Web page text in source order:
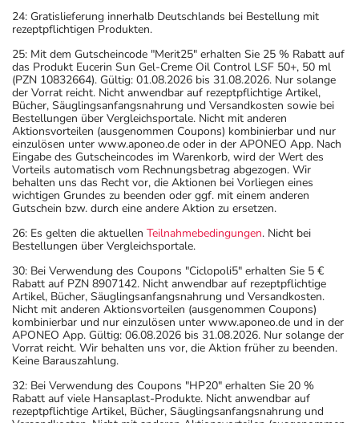
24: Gratislieferung innerhalb Deutschlands bei Bestellung mit
rezeptpflichtigen Produkten.
25: Mit dem Gutscheincode "Merit25" erhalten Sie 25 % Rabatt auf
das Produkt Eucerin Sun Gel-Creme Oil Control LSF 50+, 50 ml
(PZN 10832664). Gültig: 01.08.2026 bis 31.08.2026. Nur solange
der Vorrat reicht. Nicht anwendbar auf rezeptpflichtige Artikel,
Bücher, Säuglingsanfangsnahrung und Versandkosten sowie bei
Bestellungen über Vergleichsportale. Nicht mit anderen
Aktionsvorteilen (ausgenommen Coupons) kombinierbar und nur
einzulösen unter www.aponeo.de oder in der APONEO App. Nach
Eingabe des Gutscheincodes im Warenkorb, wird der Wert des
Vorteils automatisch vom Rechnungsbetrag abgezogen. Wir
behalten uns das Recht vor, die Aktionen bei Vorliegen eines
wichtigen Grundes zu beenden oder ggf. mit einem anderen
Gutschein bzw. durch eine andere Aktion zu ersetzen.
26: Es gelten die aktuellen Teilnahmebedingungen. Nicht bei
Bestellungen über Vergleichsportale.
30: Bei Verwendung des Coupons "Ciclopoli5" erhalten Sie 5 €
Rabatt auf PZN 8907142. Nicht anwendbar auf rezeptpflichtige
Artikel, Bücher, Säuglingsanfangsnahrung und Versandkosten.
Nicht mit anderen Aktionsvorteilen (ausgenommen Coupons)
kombinierbar und nur einzulösen unter www.aponeo.de und in der
APONEO App. Gültig: 06.08.2026 bis 31.08.2026. Nur solange der
Vorrat reicht. Wir behalten uns vor, die Aktion früher zu beenden.
Keine Barauszahlung.
32: Bei Verwendung des Coupons "HP20" erhalten Sie 20 %
Rabatt auf viele Hansaplast-Produkte. Nicht anwendbar auf
rezeptpflichtige Artikel, Bücher, Säuglingsanfangsnahrung und